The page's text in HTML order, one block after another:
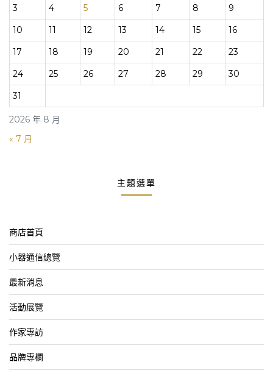
2026 年 8 月
3
4 5 6 7 8
9
10
11 12 13 14 15
16
17
18 19 20 21 22
23
24
25 26 27 28 29
30
31
« 7 月
主題選單
商店首頁
小器通信總覽
最新消息
活動展覽
作家專訪
品牌專欄